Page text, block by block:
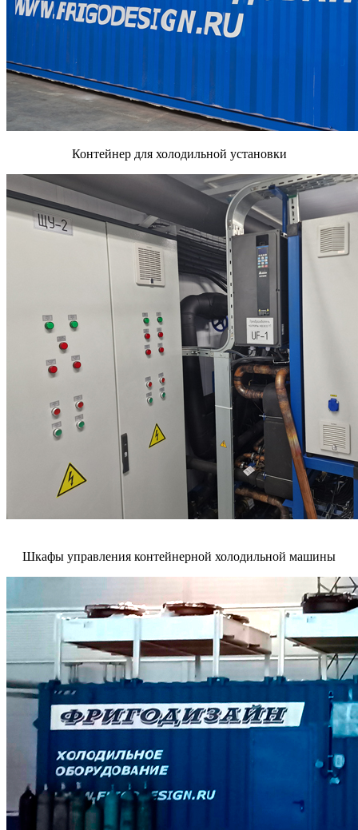
Контейнер для холодильной установки
Шкафы управления контейнерной холодильной машины